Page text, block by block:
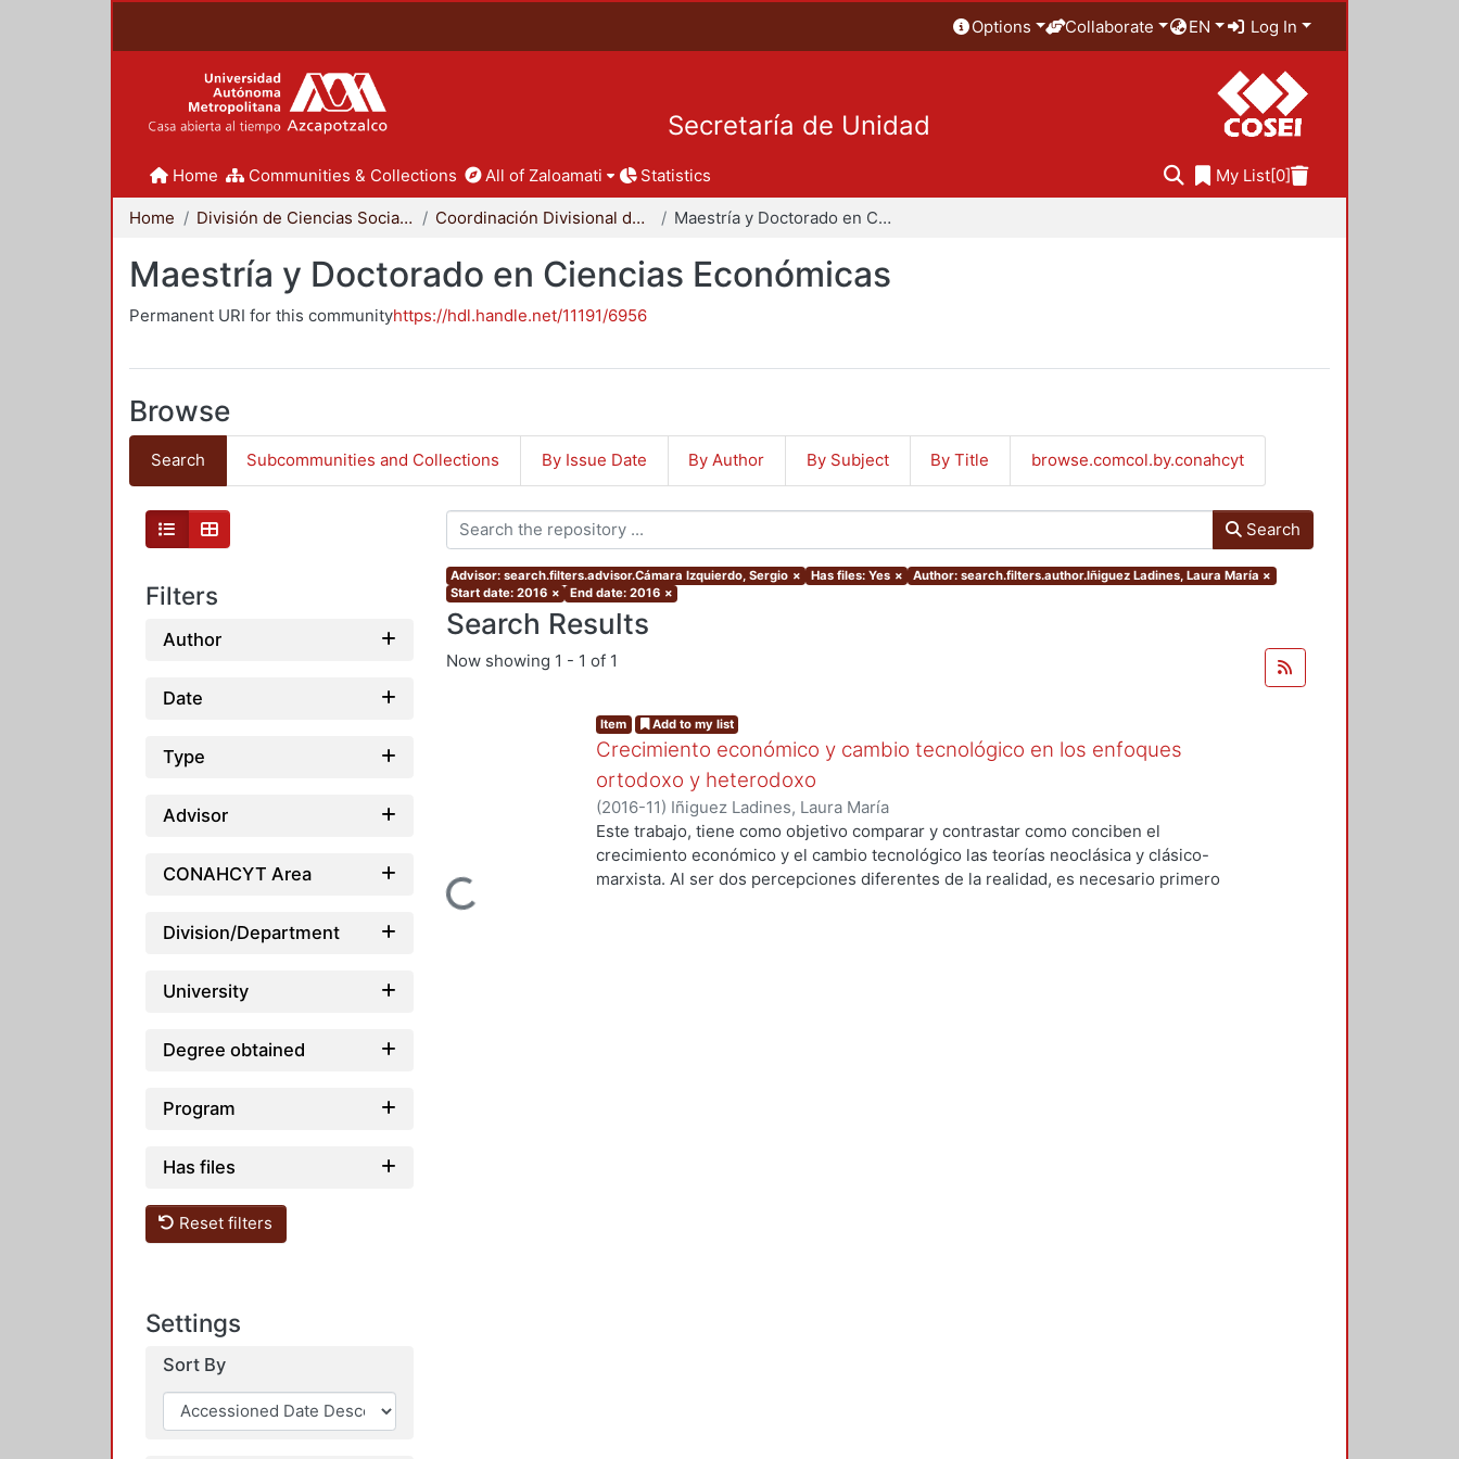
Options Collaborate EN Log In
Secretaría de Unidad
Home Communities & Collections All of Zaloamati Statistics My List[0]
Home División de Ciencias Sociales y Humanidades Coordinación Divisional de Posgrado Maestría y Doctorado en Ciencias Económicas
Maestría y Doctorado en Ciencias Económicas
Permanent URI for this communityhttps://hdl.handle.net/11191/6956
Browse
Search Subcommunities and Collections By Issue Date By Author By Subject By Title browse.comcol.by.conahcyt
Filters
Author
Date
Type
Advisor
CONAHCYT Area
Division/Department
University
Degree obtained
Program
Has files
Reset filters
Settings
Sort By
Search
Advisor: search.filters.advisor.Cámara Izquierdo, Sergio × Has files: Yes × Author: search.filters.author.Iñiguez Ladines, Laura María ×
Start date: 2016 × End date: 2016 ×
Search Results
Now showing 1 - 1 of 1
Loading...
Item Add to my list
Crecimiento económico y cambio tecnológico en los enfoques
ortodoxo y heterodoxo
(2016-11) Iñiguez Ladines, Laura María
Este trabajo, tiene como objetivo comparar y contrastar como conciben el
crecimiento económico y el cambio tecnológico las teorías neoclásica y clásico-
marxista. Al ser dos percepciones diferentes de la realidad, es necesario primero